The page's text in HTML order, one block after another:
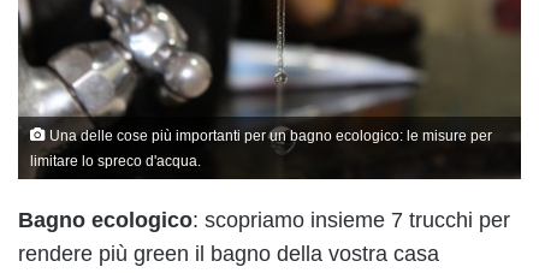
Una delle cose più importanti per un bagno ecologico: le misure per
limitare lo spreco d'acqua.
Bagno ecologico: scopriamo insieme 7 trucchi per
rendere più green il bagno della vostra casa